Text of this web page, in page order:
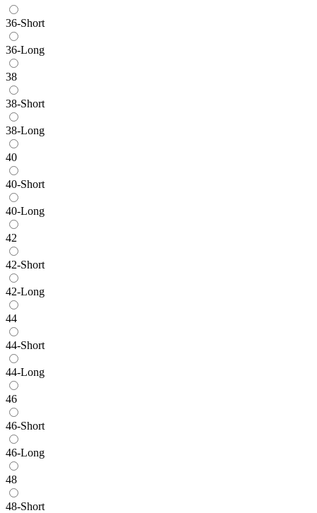
36-Short
36-Long
38
38-Short
38-Long
40
40-Short
40-Long
42
42-Short
42-Long
44
44-Short
44-Long
46
46-Short
46-Long
48
48-Short